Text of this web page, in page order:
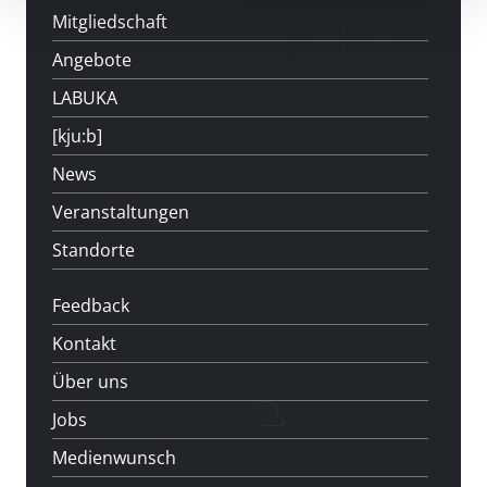
Mitgliedschaft
Angebote
LABUKA
[kju:b]
News
Veranstaltungen
Standorte
Feedback
Kontakt
Über uns
Jobs
Medienwunsch